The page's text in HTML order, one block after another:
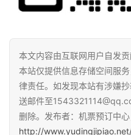
本文内容由互联网用户自发
本站仅提供信息存储空间服
律责任。如发现本站有涉嫌
送邮件至
删除。发布者：机票预订中心
http://